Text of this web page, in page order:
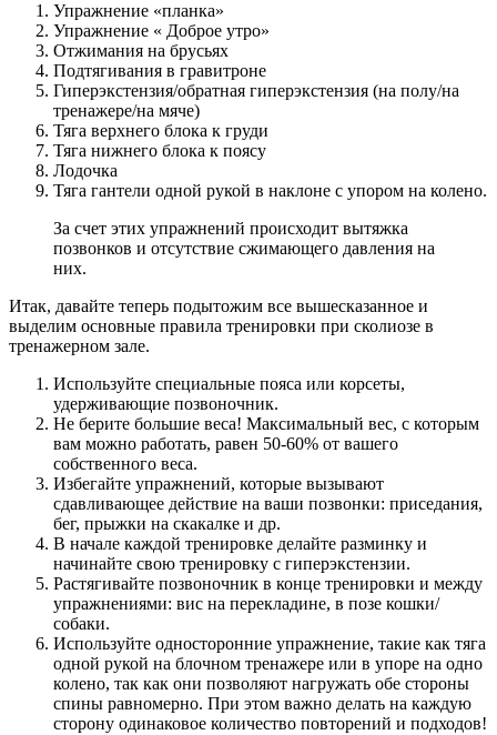
Упражнение «планка»
Упражнение « Доброе утро»
Отжимания на брусьях
Подтягивания в гравитроне
Гиперэкстензия/обратная гиперэкстензия (на полу/на
тренажере/на мяче)
Тяга верхнего блока к груди
Тяга нижнего блока к поясу
Лодочка
Тяга гантели одной рукой в наклоне с упором на колено.
За счет этих упражнений происходит вытяжка
позвонков и отсутствие сжимающего давления на
них.
Итак, давайте теперь подытожим все вышесказанное и
выделим основные правила тренировки при сколиозе в
тренажерном зале.
Используйте специальные пояса или корсеты,
удерживающие позвоночник.
Не берите большие веса! Максимальный вес, с которым
вам можно работать, равен 50-60% от вашего
собственного веса.
Избегайте упражнений, которые вызывают
сдавливающее действие на ваши позвонки: приседания,
бег, прыжки на скакалке и др.
В начале каждой тренировке делайте разминку и
начинайте свою тренировку с гиперэкстензии.
Растягивайте позвоночник в конце тренировки и между
упражнениями: вис на перекладине, в позе кошки/
собаки.
Используйте односторонние упражнение, такие как тяга
одной рукой на блочном тренажере или в упоре на одно
колено, так как они позволяют нагружать обе стороны
спины равномерно. При этом важно делать на каждую
сторону одинаковое количество повторений и подходов!